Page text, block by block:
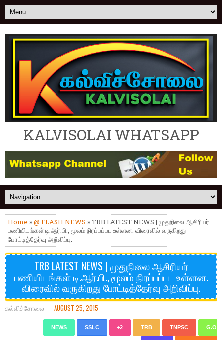
KALVISOLAI WHATSAPP
Home »@ FLASH NEWS » TRB LATEST NEWS | முதுநிலை ஆசிரியர்
பணியிடங்கள் டி.ஆர்.பி., மூலம் நிரப்பப்பட உள்ளன. விரைவில் வருகிறது
போட்டித்தேர்வு அறிவிப்பு.
TRB LATEST NEWS | முதுநிலை ஆசிரியர்
பணியிடங்கள் டி.ஆர்.பி., மூலம் நிரப்பப்பட உள்ளன.
விரைவில் வருகிறது போட்டித்தேர்வு அறிவிப்பு.
கல்விச்சோலை AUGUST 25, 2015
NEWS SSLC +2 TRB TNPSC G.O